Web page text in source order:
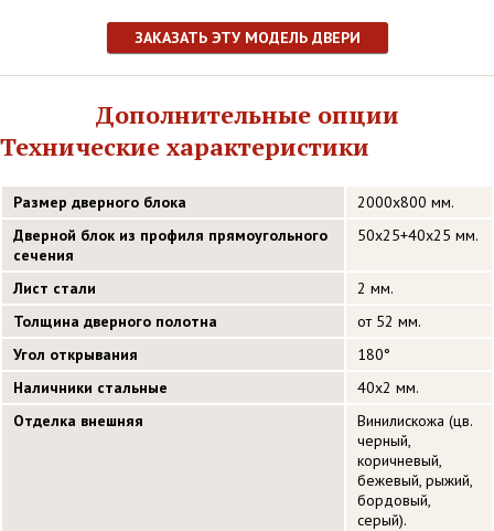
ЗАКАЗАТЬ ЭТУ МОДЕЛЬ ДВЕРИ
Дополнительные опции
Технические характеристики
Размер дверного блока
2000х800 мм.
Дверной блок из профиля прямоугольного
сечения
50х25+40х25 мм.
Лист стали
2 мм.
Толщина дверного полотна
от 52 мм.
Угол открывания
180°
Наличники стальные
40х2 мм.
Отделка внешняя
Винилискожа (цв.
черный,
коричневый,
бежевый, рыжий,
бордовый,
серый).